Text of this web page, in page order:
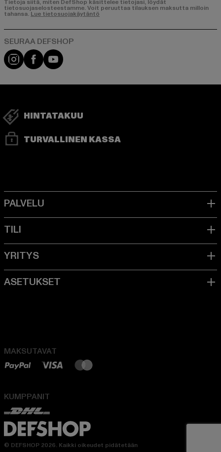
Tietoja siitä, miten DefShop käsittelee tietojasi, löydät
tietosuojaselosteestamme. Voit peruuttaa tilauksen maksutta milloin
tahansa. Lue tietosuojakäytäntö
Visit our Instagram page:
Visit our Facebook page:
Visit our YouTube channel:
HINTATAKUU
TURVALLINEN KASSA
MAKSUTAVAT
KUMPPANIT
© DEFSHOP 2026. Kaikki oikeudet pidätetään